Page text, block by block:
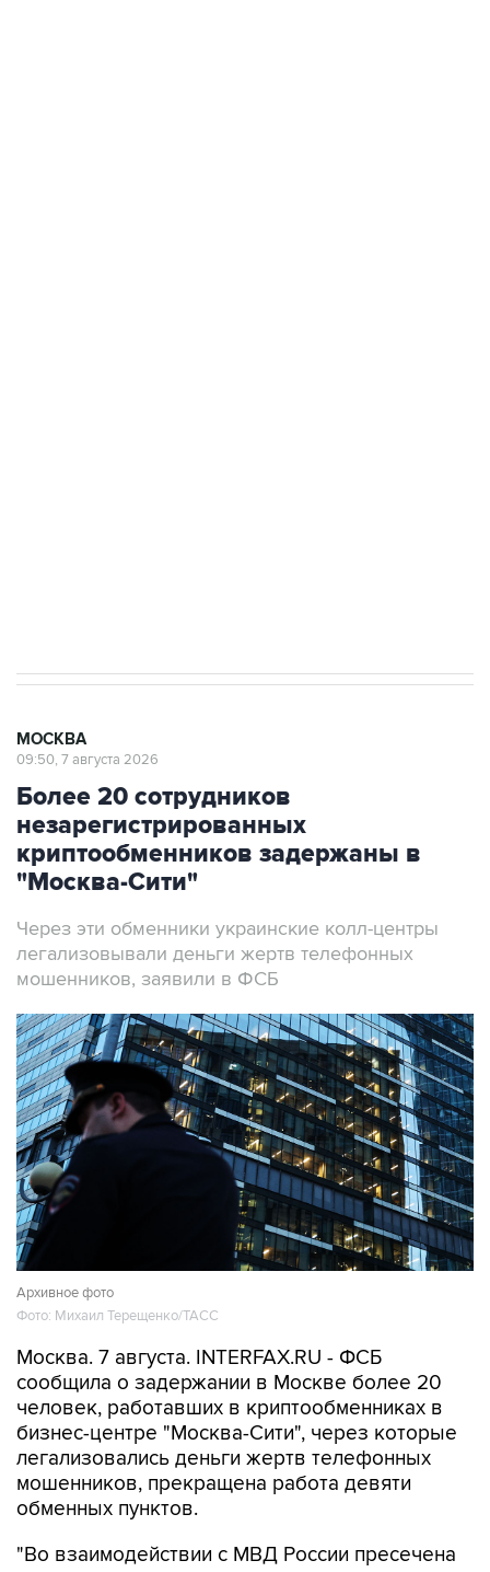
МОСКВА
09:50, 7 августа 2026
Более 20 сотрудников
незарегистрированных
криптообменников задержаны в
"Москва-Сити"
Через эти обменники украинские колл-центры
легализовывали деньги жертв телефонных
мошенников, заявили в ФСБ
Архивное фото
Фото: Михаил Терещенко/ТАСС
Москва. 7 августа. INTERFAX.RU - ФСБ
сообщила о задержании в Москве более 20
человек, работавших в криптообменниках в
бизнес-центре "Москва-Сити", через которые
легализовались деньги жертв телефонных
мошенников, прекращена работа девяти
обменных пунктов.
"Во взаимодействии с МВД России пресечена